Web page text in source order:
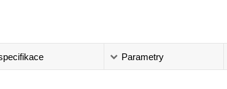
Parametry